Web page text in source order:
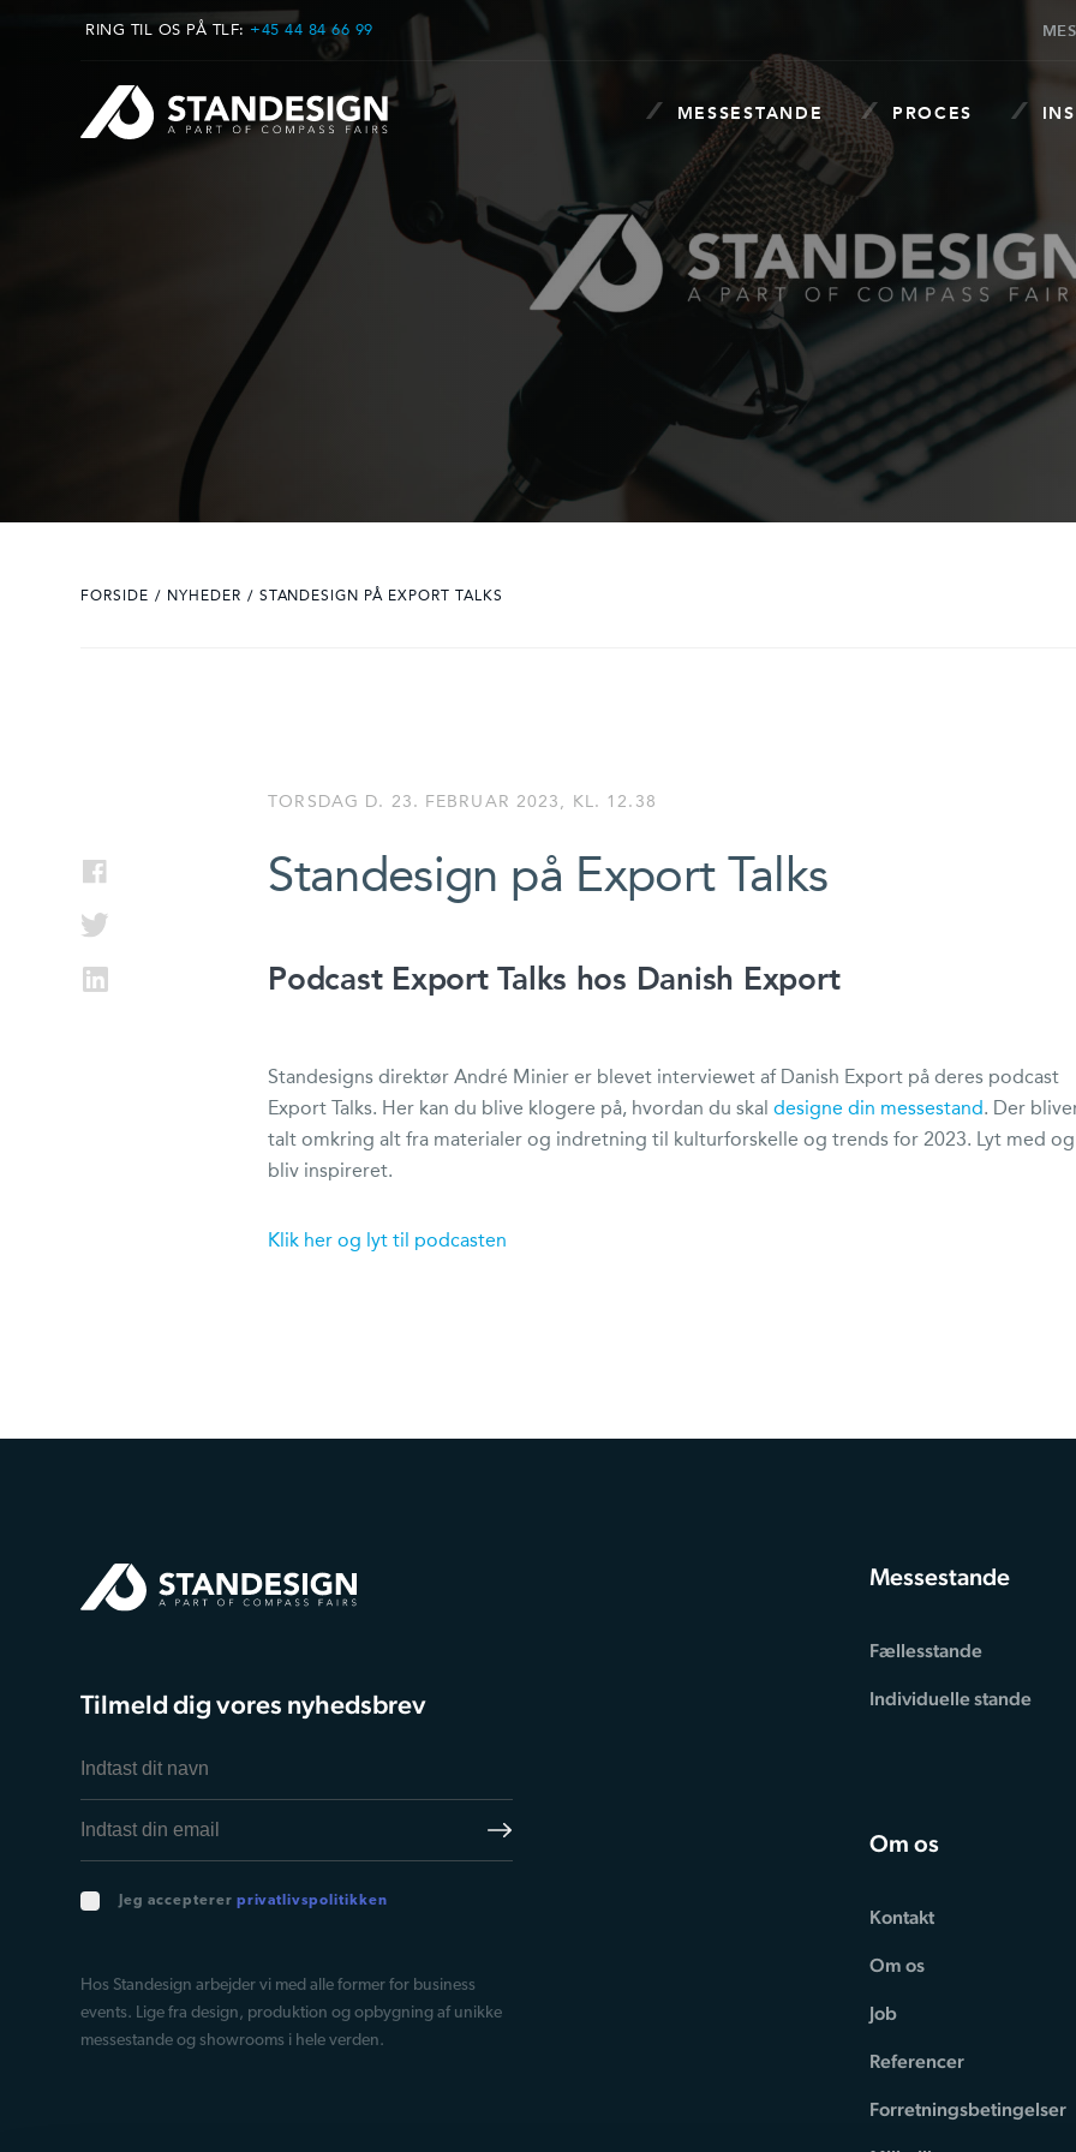
RING TIL OS PÅ TLF: +45 44 84 66 99
MESSESTANDE PROCES
FORSIDE / NYHEDER / STANDESIGN PÅ EXPORT TALKS
TORSDAG D. 23. FEBRUAR 2023, KL. 12.38
Standesign på Export Talks
Podcast Export Talks hos Danish Export
Standesigns direktør André Minier er blevet interviewet af Danish Export på deres podcast
Export Talks. Her kan du blive klogere på, hvordan du skaldesigne din messestand. Der
talt omkring alt fra materialer og indretning til kulturforskelle og trends for 2023. Lyt med og
bliv inspireret.
Klik her og lyt til podcasten
Tilmeld dig vores nyhedsbrev
Jeg accepterer privatlivspolitikken
Hos Standesign arbejder vi med alle former for business
events. Lige fra design, produktion og opbygning af unikke
messestande og showrooms i hele verden.
Messestande
Fællesstande
Individuelle stande
Om os
Kontakt
Om os
Job
Referencer
Forretningsbetingelser